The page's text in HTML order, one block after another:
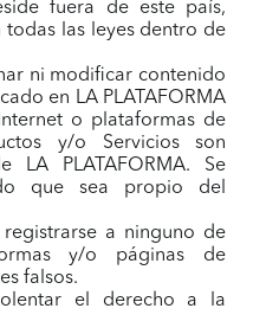
fuera de este país,
las leyes dentro de
ni modificar contenido
en LA PLATAFORMA
o plataformas de
y/o Servicios son
LA PLATAFORMA. Se
que sea propio del
a ninguno de
y/o páginas de
falsos.
el derecho a la